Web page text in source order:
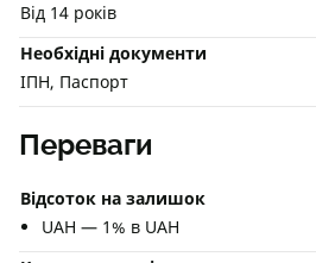
Від 14 років
Необхідні документи
ІПН, Паспорт
Переваги
Відсоток на залишок
UAH — 1% в UAH